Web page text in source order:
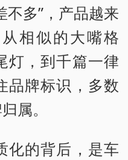
不多”，产品越来
相似的大嘴格
灯，到千篇一律
品牌标识，多数
属。
的背后，是车